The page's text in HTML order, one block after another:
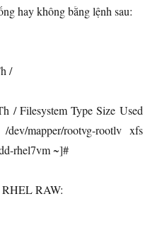
hay không bằng lệnh sau:
/
/ Filesystem Type Size Used
mapper/rootvg-rootlv xfs
rhel7vm ~]#
RHEL RAW: